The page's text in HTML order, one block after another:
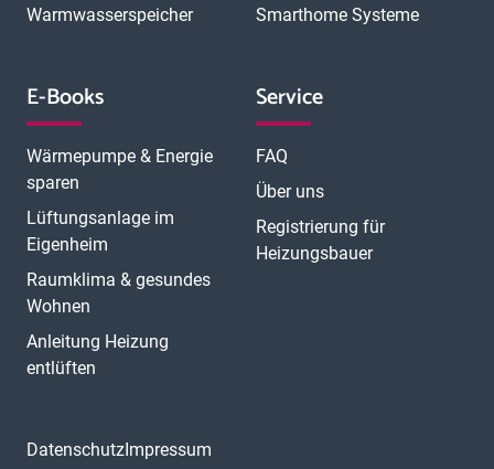
Warmwasserspeicher
Smarthome Systeme
E-Books
Wärmepumpe & Energie
sparen
Lüftungsanlage im
Eigenheim
Raumklima & gesundes
Wohnen
Anleitung Heizung
entlüften
Service
FAQ
Über uns
Registrierung für
Heizungsbauer
DatenschutzImpressum